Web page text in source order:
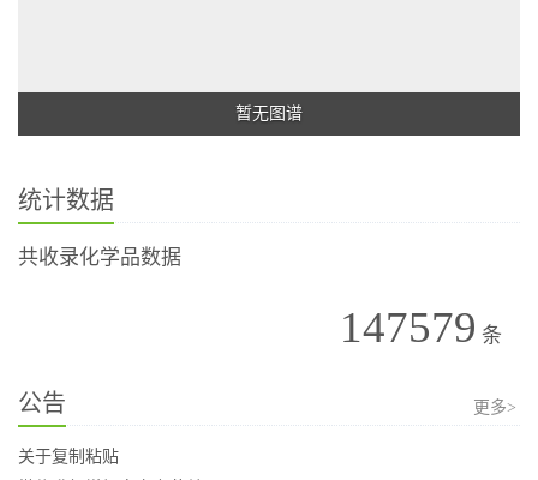
暂无图谱
统计数据
共收录化学品数据
147579 条
公告 更多>
关于复制粘贴